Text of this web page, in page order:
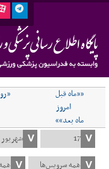
««ماه قبل
امروز
ماه بعد»»